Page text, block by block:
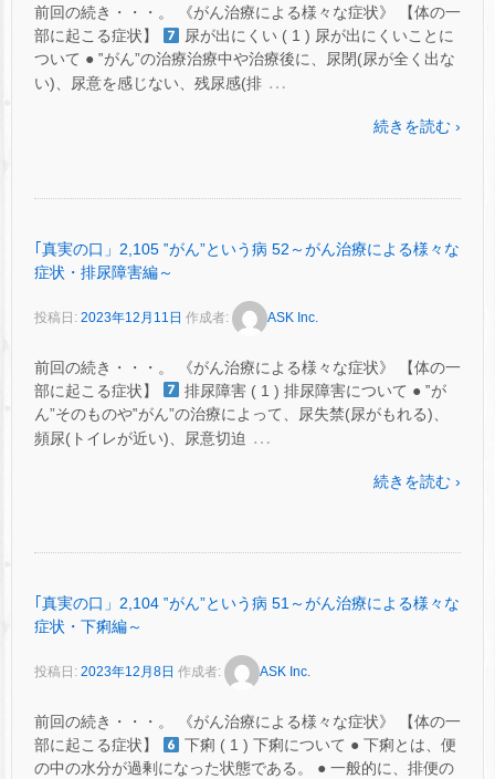
前回の続き・・・。 《がん治療による様々な症状》 【体の一
部に起こる症状】
尿が出にくい ( 1 ) 尿が出にくいことに
ついて ● ‟がん”の治療治療中や治療後に、尿閉(尿が全く出な
い)、尿意を感じない、残尿感(排 …
続きを読む ›
｢真実の口」2,105 ‟がん”という病 52～がん治療による様々な
症状・排尿障害編～
投稿日: 2023年12月11日 作成者: ASK Inc.
前回の続き・・・。 《がん治療による様々な症状》 【体の一
部に起こる症状】
排尿障害 ( 1 ) 排尿障害について ● ‟が
ん”そのものや‟がん”の治療によって、尿失禁(尿がもれる)、
頻尿(トイレが近い)、尿意切迫 …
続きを読む ›
｢真実の口」2,104 ‟がん”という病 51～がん治療による様々な
症状・下痢編～
投稿日: 2023年12月8日 作成者: ASK Inc.
前回の続き・・・。 《がん治療による様々な症状》 【体の一
部に起こる症状】
下痢 ( 1 ) 下痢について ● 下痢とは、便
の中の水分が過剰になった状態である。 ● 一般的に、排便の